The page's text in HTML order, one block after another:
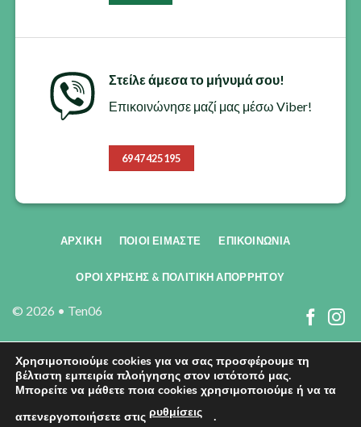
Στείλε άμεσα το μήνυμά σου!
Επικοινώνησε μαζί μας μέσω Viber!
6947425195
© 2026 • Ten06
ΑΡΧΙΚΗ ΠΟΙΟΙ ΕΊΜΑΣΤΕ ΕΠΙΚΟΙΝΩΝΊΑ
ΟΡΟΙ ΧΡΗΣΗΣ & ΠΟΛΙΤΙΚΗ ΑΠΟΡΡΗΤΟΥ
Χρησιμοποιούμε cookies για να σας προσφέρουμε τη
βέλτιστη εμπειρία πλοήγησης στον ιστότοπό μας.
Μπορείτε να μάθετε ποια cookies χρησιμοποιούμε ή να τα
απενεργοποιήσετε στις ρυθμίσεις .